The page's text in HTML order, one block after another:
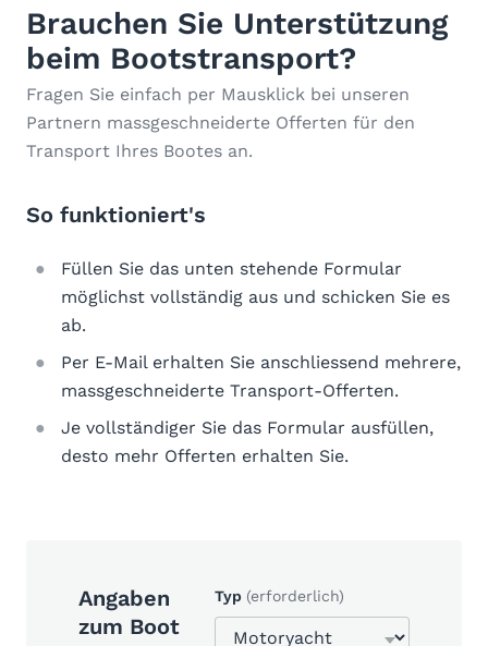
Brauchen Sie Unterstützung
beim Bootstransport?
Fragen Sie einfach per Mausklick bei unseren
Partnern massgeschneiderte Offerten für den
Transport Ihres Bootes an.
So funktioniert's
Füllen Sie das unten stehende Formular
möglichst vollständig aus und schicken Sie es
ab.
Per E-Mail erhalten Sie anschliessend mehrere,
massgeschneiderte Transport-Offerten.
Je vollständiger Sie das Formular ausfüllen,
desto mehr Offerten erhalten Sie.
Angaben
zum Boot
Typ (erforderlich)